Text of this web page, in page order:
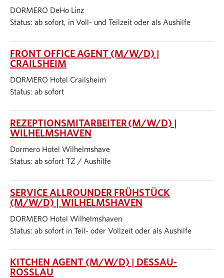
DORMERO DeHo Linz
Status: ab sofort, in Voll- und Teilzeit oder als Aushilfe
FRONT OFFICE AGENT (M/W/D) |
CRAILSHEIM
DORMERO Hotel Crailsheim
Status: ab sofort
REZEPTIONSMITARBEITER (M/W/D) |
WILHELMSHAVEN
Dormero Hotel Wilhelmshave
Status: ab sofort TZ / Aushilfe
SERVICE ALLROUNDER FRÜHSTÜCK
(M/W/D) | WILHELMSHAVEN
DORMERO Hotel Wilhelmshaven
Status: ab sofort in Teil- oder Vollzeit oder als Aushilfe
KITCHEN AGENT (M/W/D) | DESSAU-
ROSSLAU